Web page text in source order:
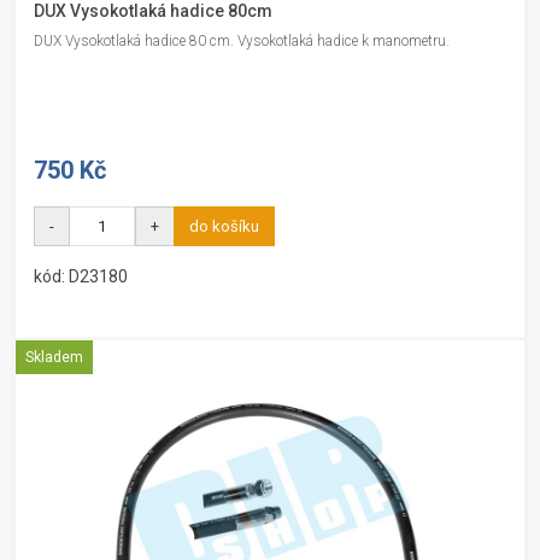
DUX Vysokotlaká hadice 80cm
DUX Vysokotlaká hadice 80 cm. Vysokotlaká hadice k manometru.
750 Kč
- + do košíku
kód: D23180
Skladem